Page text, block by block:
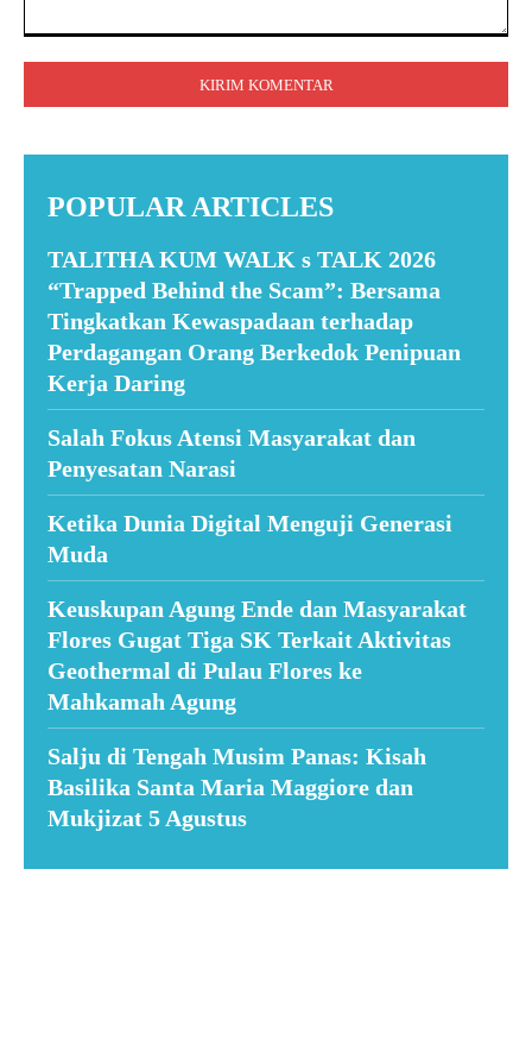
POPULAR ARTICLES
TALITHA KUM WALK s TALK 2026
“Trapped Behind the Scam”: Bersama
Tingkatkan Kewaspadaan terhadap
Perdagangan Orang Berkedok Penipuan
Kerja Daring
Salah Fokus Atensi Masyarakat dan
Penyesatan Narasi
Ketika Dunia Digital Menguji Generasi
Muda
Keuskupan Agung Ende dan Masyarakat
Flores Gugat Tiga SK Terkait Aktivitas
Geothermal di Pulau Flores ke
Mahkamah Agung
Salju di Tengah Musim Panas: Kisah
Basilika Santa Maria Maggiore dan
Mukjizat 5 Agustus